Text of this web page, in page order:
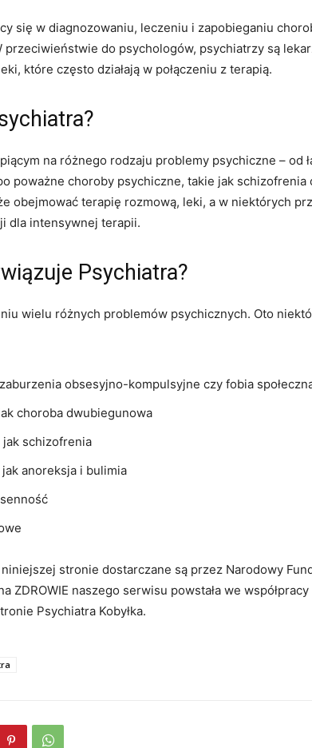
się w diagnozowaniu, leczeniu i zapobieganiu
przeciwieństwie do psychologów, psychiatrzy są
które często działają w połączeniu z terapią.
na różnego rodzaju problemy psychiczne – od
poważne choroby psychiczne, takie jak schizofrenia
obejmować terapię rozmową, leki, a w niektórych
dla intensywnej terapii.
Psychiatra?
wielu różnych problemów psychicznych. Oto
obsesyjno-kompulsyjne czy fobia
choroba dwubiegunowa
schizofrenia
anoreksja i bulimia
stronie dostarczane są przez Narodowy
ZDROWIE naszego serwisu powstała we
Psychiatra Kobyłka.